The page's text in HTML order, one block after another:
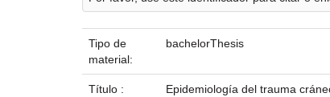
Tipo de
material:
bachelorThesis
Título :
Epidemiología del trauma